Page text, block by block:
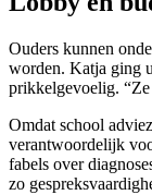
Ouders kunnen
worden. Katja ging
prikkelgevoelig. “Ze
Omdat school
verantwoordelijk
fabels over
zo